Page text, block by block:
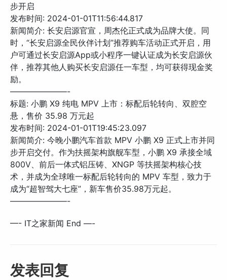
步开启
发布时间: 2024-01-01T11:56:44.817
新闻简介: 长安启源官宣，周杰伦正式成为品牌大使。同
时，“长安启源全民伙伴计划”推荐购车活动正式开启，用
户可通过长安启源App或小程序一键认证成为长安启源伙
伴，推荐其他人购买长安启源任一车型，均可获得现金奖
励。
———————-
标题: 小鹏 X9 纯电 MPV 上市：标配后轮转向、双腔空
悬，售价 35.98 万元起
发布时间: 2024-01-01T19:45:23.097
新闻简介: 今晚小鹏汽车首款 MPV 小鹏 X9 正式上市并同
步开启交付。作为扶摇架构旗舰车型，小鹏 X9 承接全域
800V、前后一体式铝压铸、XNGP 等扶摇架构核心技
术，并成为全球唯一标配后轮转向的 MPV 车型，致力于
成为“超智驾大七座”，新车售价35.98万元起。
———————-
—- IT之家新闻 End —-
发表回复